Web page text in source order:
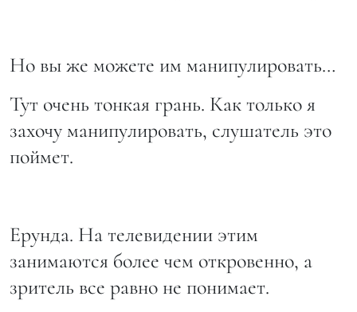
Но вы же можете им манипулировать…
Тут очень тонкая грань. Как только я
захочу манипулировать, слушатель это
поймет.
Ерунда. На телевидении этим
занимаются более чем откровенно, а
зритель все равно не понимает.